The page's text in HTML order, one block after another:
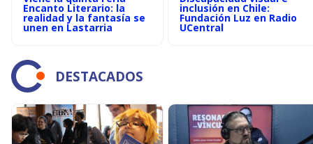
Encanto Literario: la
realidad y la fantasía se
unen en Lastarria
inclusión en Chile:
Fundación Luz en Radio
UCentral
DESTACADOS